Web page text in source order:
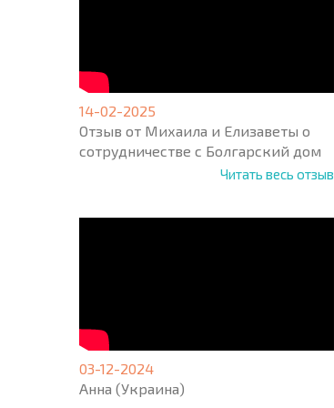
14-02-2025
Отзыв от Михаила и Елизаветы о
сотрудничестве с Болгарский дом
Читать весь отзыв
03-12-2024
Анна (Украина)